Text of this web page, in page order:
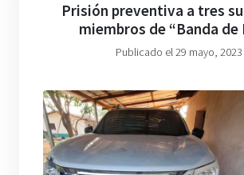
Prisión preventiva a tres
miembros de “Banda de
Publicado el 29 mayo, 2023